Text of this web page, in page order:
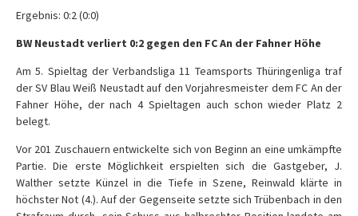
Ergebnis: 0:2 (0:0)
BW Neustadt verliert 0:2 gegen den FC An der Fahner Höhe
Am 5. Spieltag der Verbandsliga 11 Teamsports Thüringenliga traf
der SV Blau Weiß Neustadt auf den Vorjahresmeister dem FC An der
Fahner Höhe, der nach 4 Spieltagen auch schon wieder Platz 2
belegt.
Vor 201 Zuschauern entwickelte sich von Beginn an eine umkämpfte
Partie. Die erste Möglichkeit erspielten sich die Gastgeber, J.
Walther setzte Künzel in die Tiefe in Szene, Reinwald klärte in
höchster Not (4.). Auf der Gegenseite setzte sich Trübenbach in den